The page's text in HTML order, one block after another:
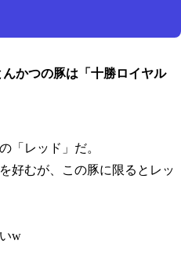
んかつの豚は
十勝ロイヤル
レッド
だ。
好むが、この豚に限るとレッ
w